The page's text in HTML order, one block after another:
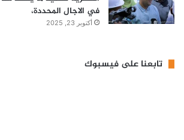
في الاجال المحددة،
أكتوبر 23, 2025
تابعنا على فيسبوك